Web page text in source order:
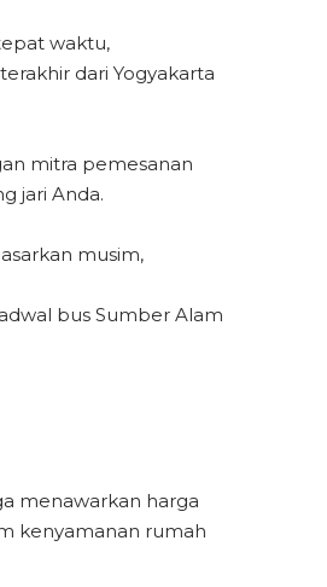
waktu,
dari Yogyakarta
mitra pemesanan
jari Anda.
musim,
bus Sumber Alam
menawarkan harga
kenyamanan rumah